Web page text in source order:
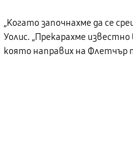
„Когато започнахме да се
Уолис. „Прекарахме
която направих на Флетчър